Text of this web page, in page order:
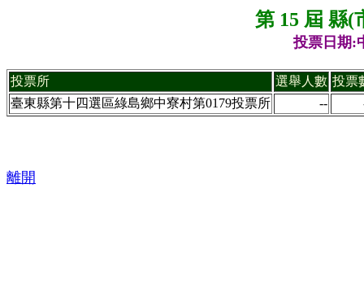
第 15 屆 縣(
投票日期:
投票所 選舉人數 投票
臺東縣第十四選區綠島鄉中寮村第0179投票所
--
離開